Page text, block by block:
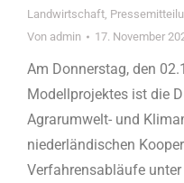
Landwirtschaft,
Von admin 17. November
Am Donnerstag, den
Modellprojektes ist die
Agrarumwelt- und
niederländischen
Verfahrensabläufe